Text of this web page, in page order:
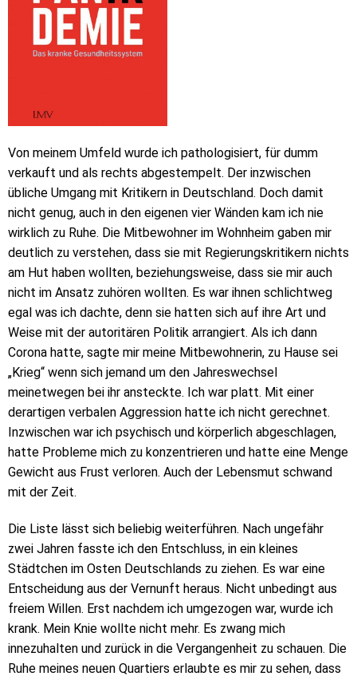
Von meinem Umfeld wurde ich pathologisiert, für dumm
verkauft und als rechts abgestempelt. Der inzwischen
übliche Umgang mit Kritikern in Deutschland. Doch damit
nicht genug, auch in den eigenen vier Wänden kam ich nie
wirklich zu Ruhe. Die Mitbewohner im Wohnheim gaben mir
deutlich zu verstehen, dass sie mit Regierungskritikern nichts
am Hut haben wollten, beziehungsweise, dass sie mir auch
nicht im Ansatz zuhören wollten. Es war ihnen schlichtweg
egal was ich dachte, denn sie hatten sich auf ihre Art und
Weise mit der autoritären Politik arrangiert. Als ich dann
Corona hatte, sagte mir meine Mitbewohnerin, zu Hause sei
„Krieg“ wenn sich jemand um den Jahreswechsel
meinetwegen bei ihr ansteckte. Ich war platt. Mit einer
derartigen verbalen Aggression hatte ich nicht gerechnet.
Inzwischen war ich psychisch und körperlich abgeschlagen,
hatte Probleme mich zu konzentrieren und hatte eine Menge
Gewicht aus Frust verloren. Auch der Lebensmut schwand
mit der Zeit.
Die Liste lässt sich beliebig weiterführen. Nach ungefähr
zwei Jahren fasste ich den Entschluss, in ein kleines
Städtchen im Osten Deutschlands zu ziehen. Es war eine
Entscheidung aus der Vernunft heraus. Nicht unbedingt aus
freiem Willen. Erst nachdem ich umgezogen war, wurde ich
krank. Mein Knie wollte nicht mehr. Es zwang mich
innezuhalten und zurück in die Vergangenheit zu schauen. Die
Ruhe meines neuen Quartiers erlaubte es mir zu sehen, dass